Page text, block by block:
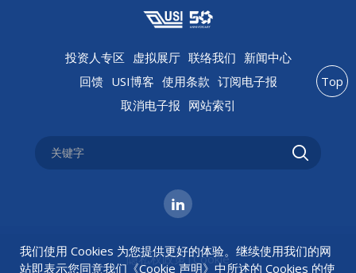
公共事务参与政策
反贿赂政策
2019年冲突矿产报告
2018年冲突矿产报告
气候相关财务揭露 (TCFD)
碳揭露专案 (CDP)
责任商业联盟 (RBA)
责任矿产倡议 (RMI)
投资人专区 虚拟展厅 联络我们 新闻中心
回馈 USI博客 使用条款 订阅电子报
取消电子报 网站索引
隐私权政策 |Cookie
Top
我们使用 Cookies 为您提供更好的体验。继续使用我们的网
站即表示您同意我们《Cookie 声明》中所述的 Cookies 的使